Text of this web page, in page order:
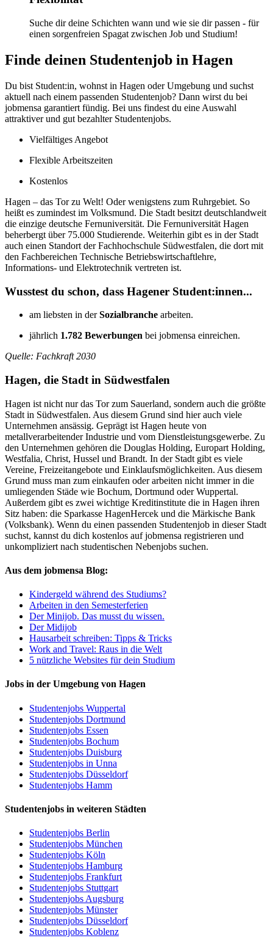
Suche dir deine Schichten wann und wie sie dir passen - für
einen sorgenfreien Spagat zwischen Job und Studium!
Finde deinen Studentenjob in Hagen
Du bist Student:in, wohnst in Hagen oder Umgebung und suchst
aktuell nach einem passenden Studentenjob? Dann wirst du bei
jobmensa garantiert fündig. Bei uns findest du eine Auswahl
attraktiver und gut bezahlter Studentenjobs.
Vielfältiges Angebot
Flexible Arbeitszeiten
Kostenlos
Hagen – das Tor zu Welt! Oder wenigstens zum Ruhrgebiet. So
heißt es zumindest im Volksmund. Die Stadt besitzt deutschlandweit
die einzige deutsche Fernuniversität. Die Fernuniversität Hagen
beherbergt über 75.000 Studierende. Weiterhin gibt es in der Stadt
auch einen Standort der Fachhochschule Südwestfalen, die dort mit
den Fachbereichen Technische Betriebswirtschaftlehre,
Informations- und Elektrotechnik vertreten ist.
Wusstest du schon, dass Hagener Student:innen...
am liebsten in derSozialbranche arbeiten.
jährlich 1.782 Bewerbungen bei jobmensa einreichen.
Quelle: Fachkraft 2030
Hagen, die Stadt in Südwestfalen
Hagen ist nicht nur das Tor zum Sauerland, sondern auch die größte
Stadt in Südwestfalen. Aus diesem Grund sind hier auch viele
Unternehmen ansässig. Geprägt ist Hagen heute von
metallverarbeitender Industrie und vom Dienstleistungsgewerbe. Zu
den Unternehmen gehören die Douglas Holding, Europart Holding,
Westfalia, Christ, Hussel und Brandt. In der Stadt gibt es viele
Vereine, Freizeitangebote und Einklaufsmöglichkeiten. Aus diesem
Grund muss man zum einkaufen oder arbeiten nicht immer in die
umliegenden Städe wie Bochum, Dortmund oder Wuppertal.
Außerdem gibt es zwei wichtige Kreditinstitute die in Hagen ihren
Sitz haben: die Sparkasse HagenHercek und die Märkische Bank
(Volksbank). Wenn du einen passenden Studentenjob in dieser Stadt
suchst, kannst du dich kostenlos auf jobmensa registrieren und
unkompliziert nach studentischen Nebenjobs suchen.
Aus dem jobmensa Blog:
Kindergeld während des Studiums?
Arbeiten in den Semesterferien
Der Minijob. Das musst du wissen.
Der Midijob
Hausarbeit schreiben: Tipps & Tricks
Work and Travel: Raus in die Welt
5 nützliche Websites für dein Studium
Jobs in der Umgebung von Hagen
Studentenjobs Wuppertal
Studentenjobs Dortmund
Studentenjobs Essen
Studentenjobs Bochum
Studentenjobs Duisburg
Studentenjobs in Unna
Studentenjobs Düsseldorf
Studentenjobs Hamm
Studentenjobs in weiteren Städten
Studentenjobs Berlin
Studentenjobs München
Studentenjobs Köln
Studentenjobs Hamburg
Studentenjobs Frankfurt
Studentenjobs Stuttgart
Studentenjobs Augsburg
Studentenjobs Münster
Studentenjobs Düsseldorf
Studentenjobs Koblenz